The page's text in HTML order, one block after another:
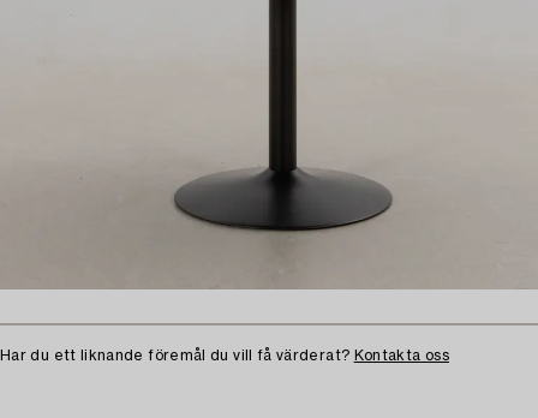
Har du ett liknande föremål du vill få värderat? Kontakta oss